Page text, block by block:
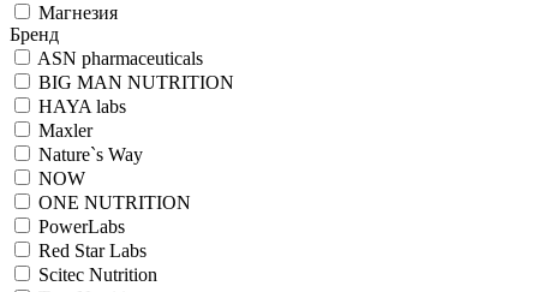
Магнезия
Бренд
ASN pharmaceuticals
BIG MAN NUTRITION
HAYA labs
Maxler
Nature`s Way
NOW
ONE NUTRITION
PowerLabs
Red Star Labs
Scitec Nutrition